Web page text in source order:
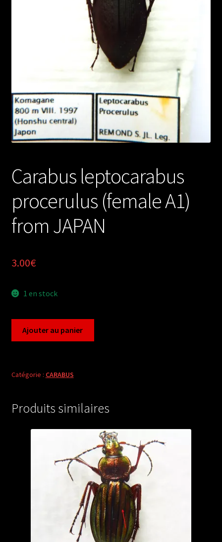
Carabus leptocarabus
procerulus (female A1)
from JAPAN
3.00€
1 en stock
procerulus
from
Ajouter au panier
Catégorie : CARABUS
Produits similaires